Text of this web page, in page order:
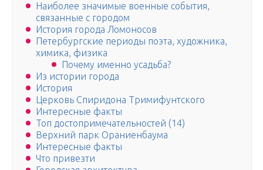
Наиболее значимые военные события,
связанные с городом
История города Ломоносов
Петербургские периоды поэта, художника,
химика, физика
Почему именно усадьба?
Из истории города
История
Церковь Спиридона Тримифунтского
Интересные факты
Топ достопримечательностей (14)
Верхний парк Ораниенбаума
Интересные факты
Что привезти